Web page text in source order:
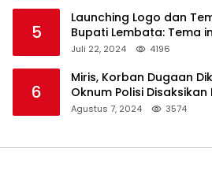
5
Launching Logo dan
Bupati Lembata: Tema
Refleksi Semalam
Juli 22, 2024 4196
6
Miris, Korban Dugaan
Oknum Polisi Disaksikan
Agustus 7, 2024 3574